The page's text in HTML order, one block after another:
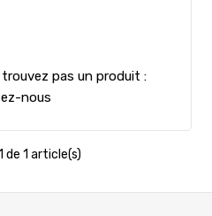
trouvez pas un produit :
nous
de 1 article(s)